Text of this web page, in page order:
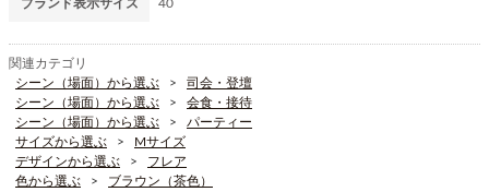
ブランド表示サイズ 40
関連カテゴリ
シーン（場面）から選ぶ
司会・登壇
シーン（場面）から選ぶ
会食・接待
シーン（場面）から選ぶ
パーティー
サイズから選ぶ
Mサイズ
デザインから選ぶ
フレア
色から選ぶ
ブラウン（茶色）